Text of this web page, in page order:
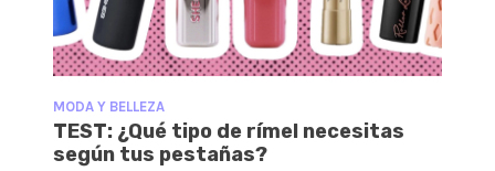
MODA Y BELLEZA
TEST: ¿Qué tipo de rímel necesitas
según tus pestañas?